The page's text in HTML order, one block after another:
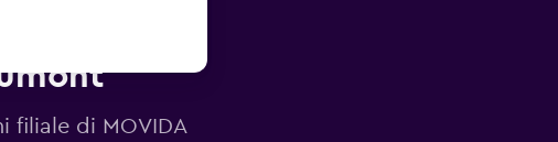
filiale di MOVIDA